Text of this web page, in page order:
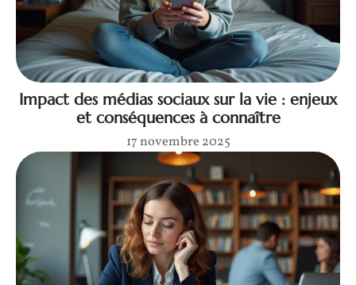
Impact des médias sociaux sur la vie : enjeux
et conséquences à connaître
17 novembre 2025